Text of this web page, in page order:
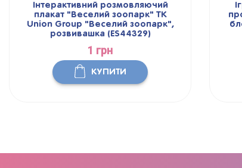
Інтерактивний розмовляючий
плакат "Веселий зоопарк" TK
Union Group "Веселий зоопарк",
розвивашка (ES44329)
1 грн
КУПИТИ